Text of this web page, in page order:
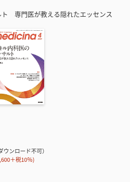
専門医が教える隠れたエッセンス
ンロード不可）
＋税10％)